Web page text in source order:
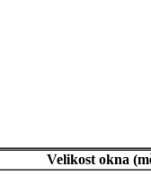
Velikost okna